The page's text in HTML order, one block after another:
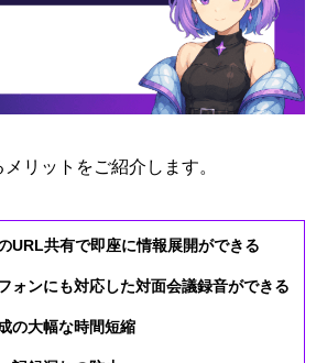
リットをご紹介します。
URL共有で即座に情報展開ができる
ォンにも対応した対面会議録音ができる
の大幅な時間短縮